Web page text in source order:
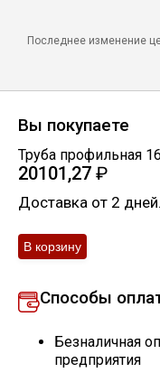
Последнее изменение
Вы покупаете
Труба профильная
20101,27 ₽
Доставка от 2 дней.
Способы
Безналичная
предприятия